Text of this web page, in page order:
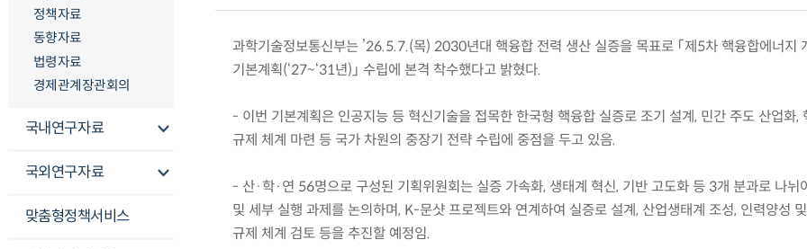
정책자료
동향자료
법령자료
경제관계장관회의
국내연구자료
국외연구자료
맞춤형정책서비스
과학기술정보통신부는 ’26.5.7.(목) 2030년대 핵융합 전력 생산 실증을 목표로 「제5차 핵융합에너지
기본계획(‘27~‘31년)」 수립에 본격 착수했다고 밝혔다.
- 이번 기본계획은 인공지능 등 혁신기술을 접목한 한국형 핵융합 실증로 조기 설계, 민간 주도 산업화,
규제 체계 마련 등 국가 차원의 중장기 전략 수립에 중점을 두고 있음.
- 산·학·연 56명으로 구성된 기획위원회는 실증 가속화, 생태계 혁신, 기반 고도화 등 3개 분과로 나뉘
및 세부 실행 과제를 논의하며, K-문샷 프로젝트와 연계하여 실증로 설계, 산업생태계 조성, 인력양성
규제 체계 검토 등을 추진할 예정임.